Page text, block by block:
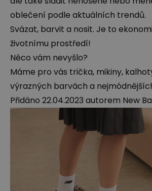
oblečení podle aktuálních trendů.
Svázat, barvit a nosit. Je to
životnímu prostředí!
Něco vám nevyšlo?
Máme pro vás trička, mikiny,
výrazných barvách a
Přidáno 22.04.2023 autorem New